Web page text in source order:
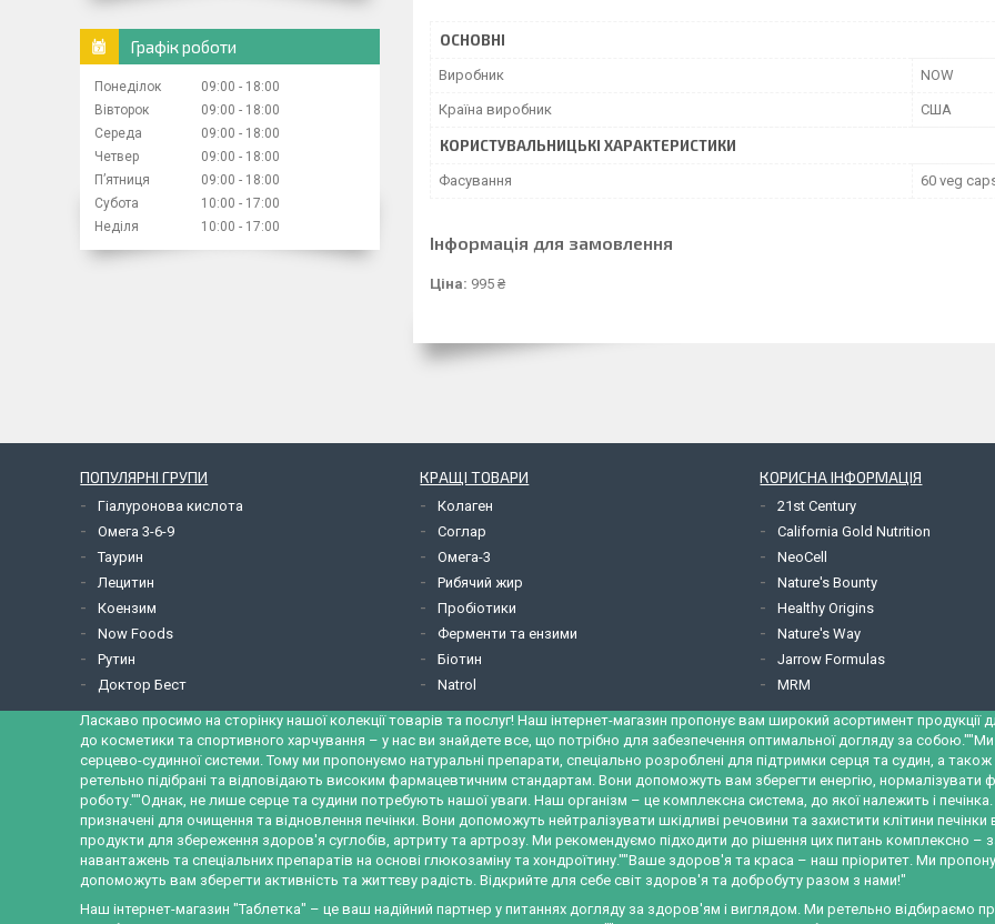
ОСНОВНІ
Виробник NOW
Країна виробник США
КОРИСТУВАЛЬНИЦЬКІ ХАРАКТЕРИСТИКИ
Фасування 60 veg
Інформація для замовлення
Ціна: 995 ₴
Графік роботи
Понеділок 09:00
18:00
Вівторок
09:00
18:00
Середа
09:00
18:00
Четвер
09:00
18:00
Пʼятниця
09:00
18:00
Субота
10:00
17:00
Неділя
10:00 17:00
ПОПУЛЯРНІ ГРУПИ
Гіалуронова кислота
Омега 3-6-9
Таурин
Лецитин
Коензим
Now Foods
Рутин
Доктор Бест
КРАЩІ ТОВАРИ
Колаген
Соглар
Омега-3
Рибячий жир
Пробіотики
Ферменти та ензими
Біотин
Natrol
КОРИСНА ІНФОРМАЦІЯ
21st Century
California Gold Nutrition
NeoCell
Nature's Bounty
Healthy Origins
Nature's Way
Jarrow Formulas
MRM
Ласкаво просимо на сторінку нашої колекції товарів та послуг! Наш інтернет-магазин пропонує вам широкий асортимент продукції
до косметики та спортивного харчування – у нас ви знайдете все, що потрібно для забезпечення оптимальної догляду за
серцево-судинної системи. Тому ми пропонуємо натуральні препарати, спеціально розроблені для підтримки серця та судин, а
ретельно підібрані та відповідають високим фармацевтичним стандартам. Вони допоможуть вам зберегти енергію, нормалізувати
роботу.""Однак, не лише серце та судини потребують нашої уваги. Наш організм – це комплексна система, до якої належить і
призначені для очищення та відновлення печінки. Вони допоможуть нейтралізувати шкідливі речовини та захистити клітини
продукти для збереження здоров'я суглобів, артриту та артрозу. Ми рекомендуємо підходити до рішення цих питань комплексно –
навантажень та спеціальних препаратів на основі глюкозаміну та хондроїтину.""Ваше здоров'я та краса – наш пріоритет. Ми
допоможуть вам зберегти активність та життєву радість. Відкрийте для себе світ здоров'я та добробуту разом з нами!"
Наш інтернет-магазин "Таблетка" – це ваш надійний партнер у питаннях догляду за здоров'ям і виглядом. Ми ретельно відбираємо